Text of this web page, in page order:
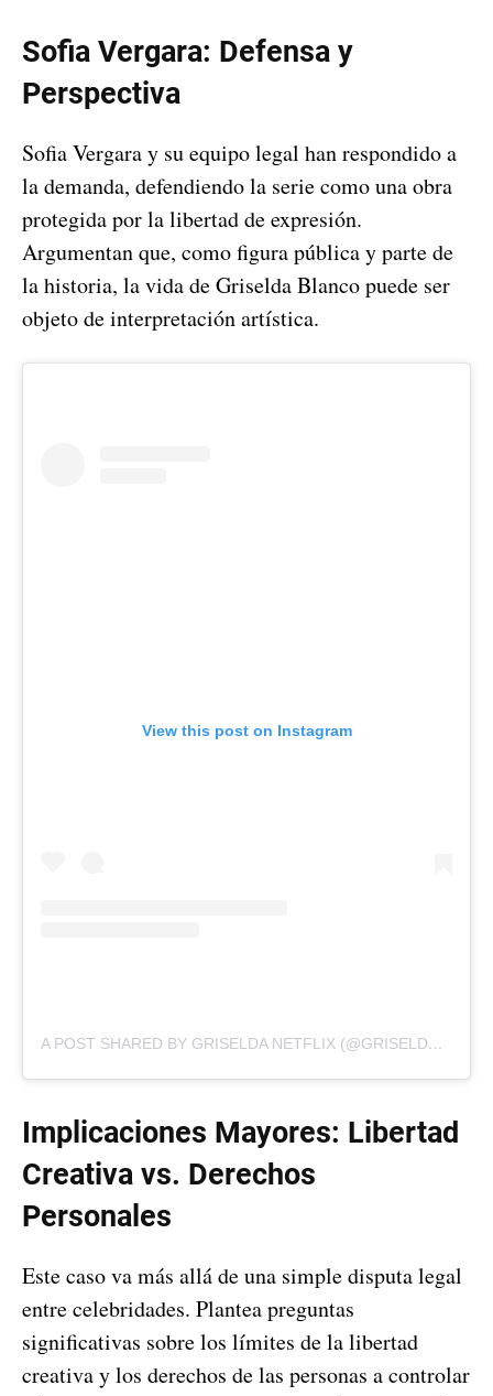
Sofia Vergara: Defensa y
Perspectiva
Sofia Vergara y su equipo legal han respondido a
la demanda, defendiendo la serie como una obra
protegida por la libertad de expresión.
Argumentan que, como figura pública y parte de
la historia, la vida de Griselda Blanco puede ser
objeto de interpretación artística.
View this post on Instagram
A POST SHARED BY GRISELDA NETFLIX (@GRISELDANETFLIX)
Implicaciones Mayores: Libertad
Creativa vs. Derechos
Personales
Este caso va más allá de una simple disputa legal
entre celebridades. Plantea preguntas
significativas sobre los límites de la libertad
creativa y los derechos de las personas a controlar